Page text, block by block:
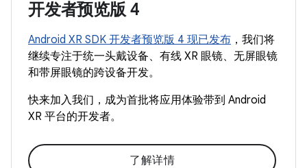
开发者预览版 4
Android XR SDK 开发者预览版 4 现已发布 ，我们将
继续专注于统一头戴设备、有线 XR 眼镜、无屏眼镜
和带屏眼镜的跨设备开发。
快来加入我们，成为首批将应用体验带到 Android
XR 平台的开发者。
了解详情